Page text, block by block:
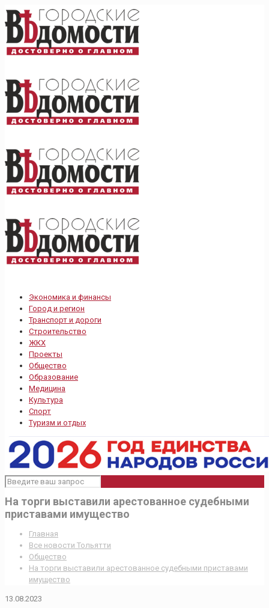
Экономика и финансы
Город и регион
Транспорт и дороги
Строительство
ЖКХ
Проекты
Общество
Образование
Медицина
Культура
Спорт
Туризм и отдых
На торги выставили арестованное судебными
приставами имущество
Главная
Все новости Тольятти
Общество
На торги выставили арестованное судебными приставами
имущество
13.08.2023